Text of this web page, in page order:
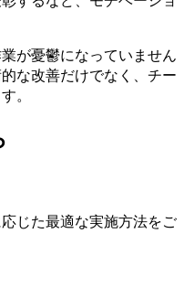
が憂鬱になっていません
な改善だけでなく、チー
。
じた最適な実施方法をご